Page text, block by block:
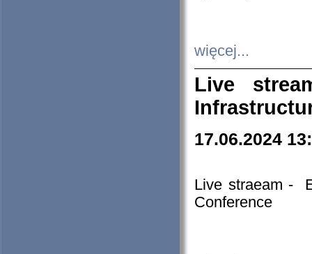
więcej...
Live
17.06.2024
Live straeam -
Conference